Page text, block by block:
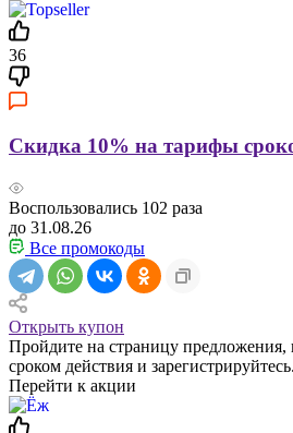
36
Скидка 10% на тарифы
Воспользовались 102 раза
до 31.08.26
Все промокоды
Открыть купон
Пройдите на страницу предложения,
сроком действия и зарегистрируйтесь.
Перейти к акции